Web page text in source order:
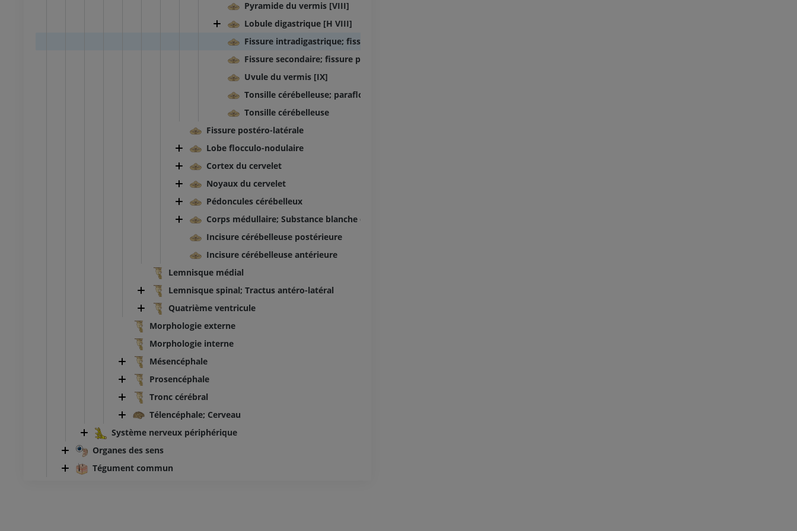
Pyramide du vermis [VIII]
Lobule digastrique [H VIII]
Fissure intradigastrique; fissure antéro-inférieure
Fissure secondaire; fissure post-pyramidale
Uvule du vermis [IX]
Tonsille cérébelleuse; paraflocculus ventral [H X]
Tonsille cérébelleuse
Fissure postéro-latérale
Lobe flocculo-nodulaire
Cortex du cervelet
Noyaux du cervelet
Pédoncules cérébelleux
Corps médullaire; Substance blanche du cervelet
Incisure cérébelleuse postérieure
Incisure cérébelleuse antérieure
Lemnisque médial
Lemnisque spinal; Tractus antéro-latéral
Quatrième ventricule
Morphologie externe
Morphologie interne
Mésencéphale
Prosencéphale
Tronc cérébral
Télencéphale; Cerveau
Système nerveux périphérique
Organes des sens
Tégument commun